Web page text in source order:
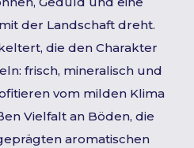
der Landschaft dreht.
die den Charakter
frisch, mineralisch und
vom milden Klima
Vielfalt an Böden, die
aromatischen